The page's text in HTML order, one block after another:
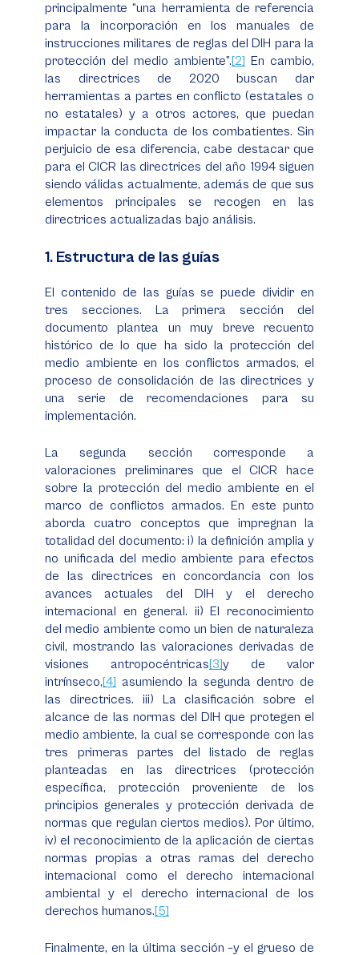
principalmente “una herramienta de referencia
para la incorporación en los manuales de
instrucciones militares de reglas del DIH para la
protección del medio ambiente”.[2] En cambio,
las directrices de 2020 buscan dar
herramientas a partes en conflicto (estatales o
no estatales) y a otros actores, que puedan
impactar la conducta de los combatientes. Sin
perjuicio de esa diferencia, cabe destacar que
para el CICR las directrices del año 1994 siguen
siendo válidas actualmente, además de que sus
elementos principales se recogen en las
directrices actualizadas bajo análisis.
1. Estructura de las guías
El contenido de las guías se puede dividir en
tres secciones. La primera sección del
documento plantea un muy breve recuento
histórico de lo que ha sido la protección del
medio ambiente en los conflictos armados, el
proceso de consolidación de las directrices y
una serie de recomendaciones para su
implementación.
La segunda sección corresponde a
valoraciones preliminares que el CICR hace
sobre la protección del medio ambiente en el
marco de conflictos armados. En este punto
aborda cuatro conceptos que impregnan la
totalidad del documento: i) la definición amplia y
no unificada del medio ambiente para efectos
de las directrices en concordancia con los
avances actuales del DIH y el derecho
internacional en general. ii) El reconocimiento
del medio ambiente como un bien de naturaleza
civil, mostrando las valoraciones derivadas de
visiones antropocéntricas[3]y de valor
intrínseco,[4] asumiendo la segunda dentro de
las directrices. iii) La clasificación sobre el
alcance de las normas del DIH que protegen el
medio ambiente, la cual se corresponde con las
tres primeras partes del listado de reglas
planteadas en las directrices (protección
específica, protección proveniente de los
principios generales y protección derivada de
normas que regulan ciertos medios). Por último,
iv) el reconocimiento de la aplicación de ciertas
normas propias a otras ramas del derecho
internacional como el derecho internacional
ambiental y el derecho internacional de los
derechos humanos.[5]
Finalmente, en la última sección –y el grueso de